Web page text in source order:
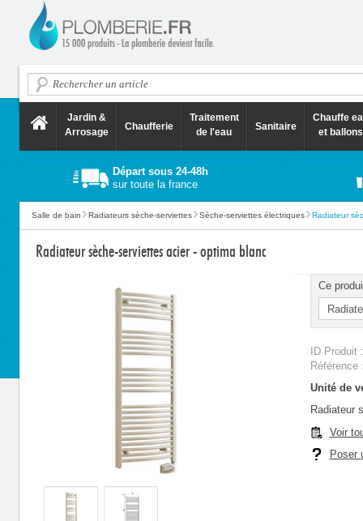
Jardin &
Arrosage
Chaufferie
Traitement
de l'eau
Sanitaire
Chauffe
et ballons
Départ sous 24-48h
sur toute la france
Salle de bain Radiateurs sèche-serviettes Sèche-serviettes électriques Radiateur
Radiateur sèche-serviettes acier - optima blanc
Ce
ID Produit
Unité de
Radiateur
Voir
Poser